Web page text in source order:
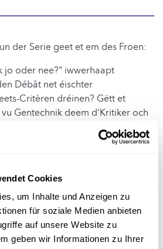
Cookies
um Inhalte und Anzeigen zu
für soziale Medien anbieten
auf unsere Website zu
geben wir Informationen zu Ihrer
der Serie geet et em des Froen:
jo oder nee?" iwwerhaapt
Débât net éischter
Critèren dréinen? Gëtt et
Gentechnik deem d'Kritiker och
aner Beispiller ginn et, wou
agesat soll ginn? A gëtt
fënns Du hei: